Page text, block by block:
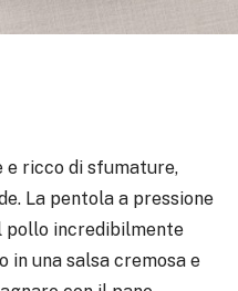
e ricco di sfumature,
La pentola a pressione
pollo incredibilmente
in una salsa cremosa e